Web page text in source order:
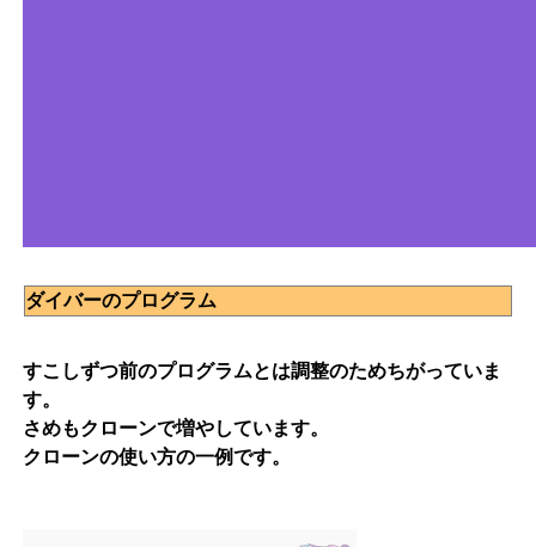
ダイバーのプログラム
すこしずつ前のプログラムとは調整のためちがっていま
す。
さめもクローンで増やしています。
クローンの使い方の一例です。